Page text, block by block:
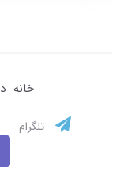
خانه
تلگرام